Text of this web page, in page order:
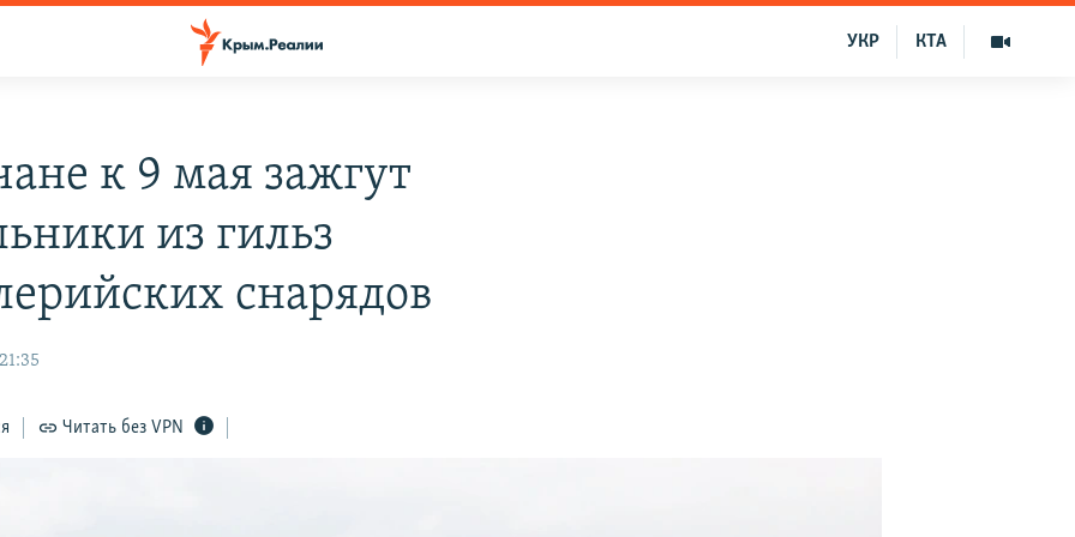
КТА
УКР
к 9 мая зажгут
из гильз
снарядов
Читать без VPN